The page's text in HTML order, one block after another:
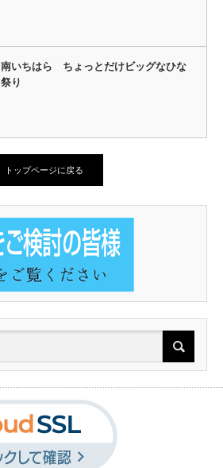
南いちはら ちょっとだけビッグなひな
祭り
トップページに戻る